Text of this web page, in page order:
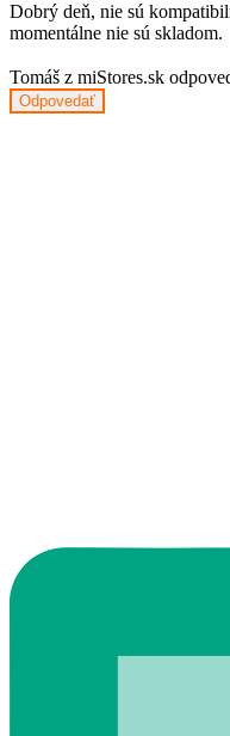
Dobrý deň, nie sú
momentálne nie sú skladom.
Tomáš z miStores.sk
Odpovedať